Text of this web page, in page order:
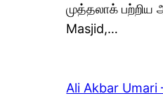
முத்தலாக் பற்றிய
Masjid,…
Ali Akbar Umari